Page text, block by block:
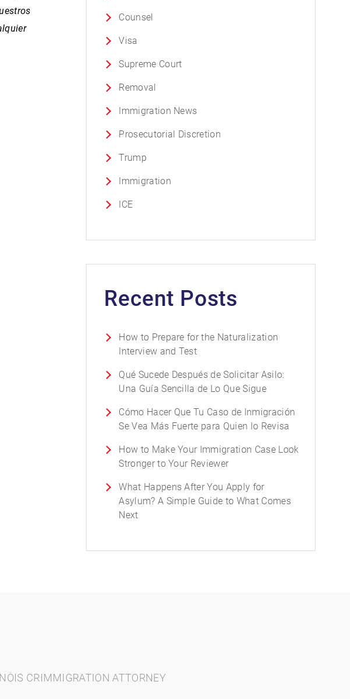
Counsel
Visa
Supreme Court
Removal
Immigration News
Prosecutorial Discretion
Trump
Immigration
ICE
Recent Posts
How to Prepare for the Naturalization
Interview and Test
Qué Sucede Después de Solicitar Asilo:
Una Guía Sencilla de Lo Que Sigue
Cómo Hacer Que Tu Caso de Inmigración
Se Vea Más Fuerte para Quien lo Revisa
How to Make Your Immigration Case Look
Stronger to Your Reviewer
What Happens After You Apply for
Asylum? A Simple Guide to What Comes
Next
CRIMMIGRATION ATTORNEY